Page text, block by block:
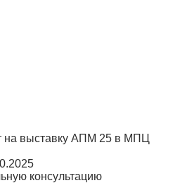
на выставку АПМ 25 в МПЦ
консультацию